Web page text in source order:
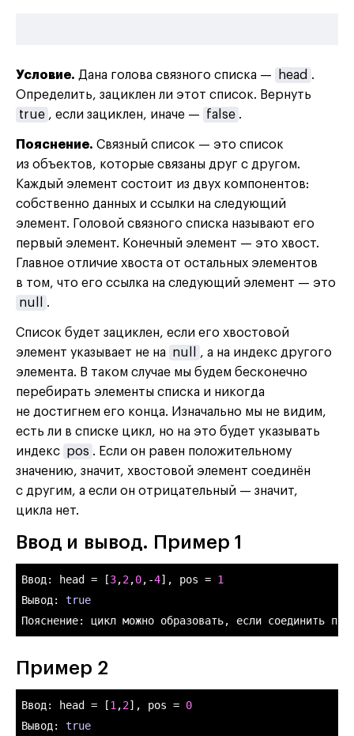
Условие. Дана голова связного списка — head .
Определить, зациклен ли этот список. Вернуть
true , если зациклен, иначе — false .
Пояснение. Связный список — это список
из объектов, которые связаны друг с другом.
Каждый элемент состоит из двух компонентов:
собственно данных и ссылки на следующий
элемент. Головой связного списка называют его
первый элемент. Конечный элемент — это хвост.
Главное отличие хвоста от остальных элементов
в том, что его ссылка на следующий элемент — это
null
.
Список будет зациклен, если его хвостовой
элемент указывает не на null
, а на индекс другого
элемента. В таком случае мы будем бесконечно
перебирать элементы списка и никогда
не достигнем его конца. Изначально мы не видим,
есть ли в списке цикл, но на это будет указывать
индекс pos . Если он равен положительному
значению, значит, хвостовой элемент соединён
с другим, а если он отрицательный — значит,
цикла нет.
Ввод и вывод. Пример 1
Ввод: head = [3,2,0,-4], pos = 1
Вывод: true
Пояснение: цикл можно образовать, если соединить
Пример 2
Ввод: head = [1 ,2], pos = 0
Вывод: true